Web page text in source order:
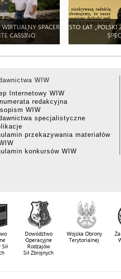
SPACER
CASSINO
STO LAT „POLSKI
WIW
Internetowy WIW
redakcyjna
WIW
specjalistyczne
przekazywania materiałów
konkursów WIW
Dowództwo
Operacyjne
Rodzajów
Sił Zbrojnych
Wojska Obrony
Terytorialnej